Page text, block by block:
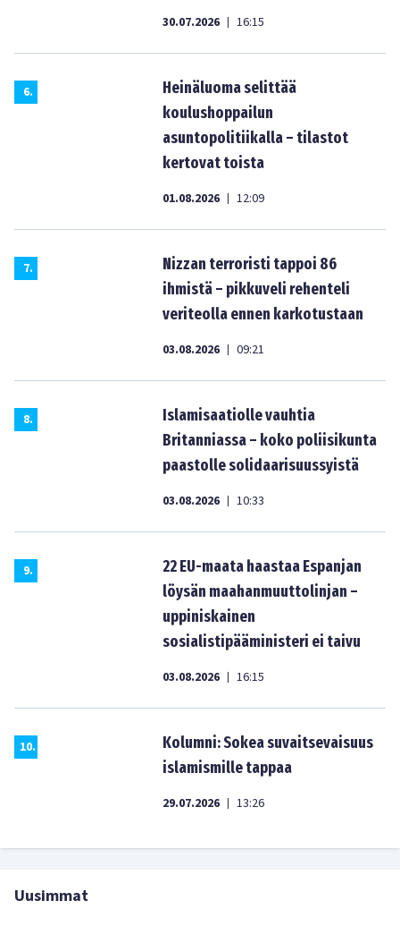
30.07.2026 | 16:15
6.
Heinäluoma selittää
koulushoppailun
asuntopolitiikalla – tilastot
kertovat toista
01.08.2026 | 12:09
7.
Nizzan terroristi tappoi 86
ihmistä – pikkuveli rehenteli
veriteolla ennen karkotustaan
03.08.2026 | 09:21
8.
Islamisaatiolle vauhtia
Britanniassa – koko poliisikunta
paastolle solidaarisuussyistä
03.08.2026 | 10:33
9.
22 EU-maata haastaa Espanjan
löysän maahanmuuttolinjan –
uppiniskainen
sosialistipääministeri ei taivu
03.08.2026 | 16:15
10.
Kolumni: Sokea suvaitsevaisuus
islamismille tappaa
29.07.2026 | 13:26
Uusimmat